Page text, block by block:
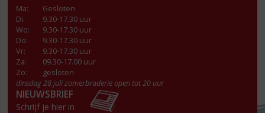
Ma:
Gesloten
Di:
9.30-17.30 uur
Wo:
9.30-17.30 uur
Do:
9.30-17.30 uur
Vr:
9.30-17.30 uur
Za:
09.30-17.00 uur
Zo:
gesloten
dinsdag 28 juli zomerbraderie open tot 20 uur
NIEUWSBRIEF
Schrijf je hier in